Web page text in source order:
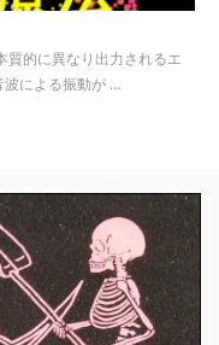
質的に異なり出力されるエ
による振動が ...